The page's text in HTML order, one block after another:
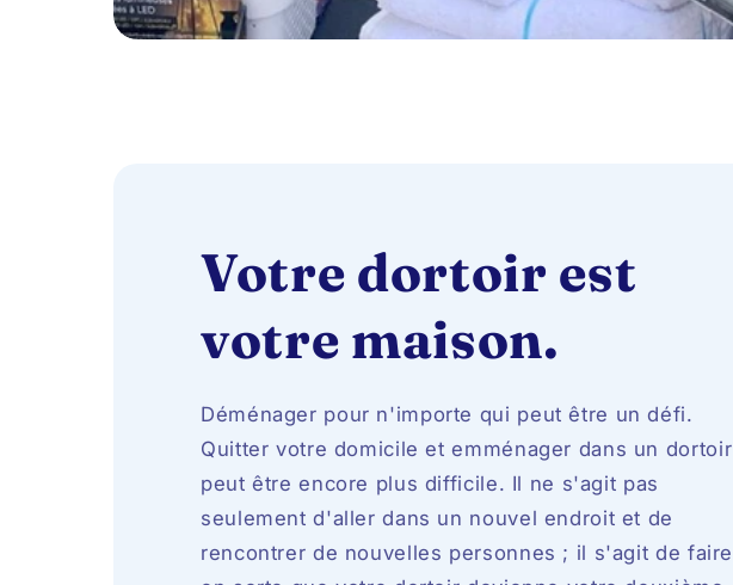
Votre dortoir est
votre maison.
Déménager pour n'importe qui peut être un défi.
Quitter votre domicile et emménager dans un dortoir
peut être encore plus difficile. Il ne s'agit pas
seulement d'aller dans un nouvel endroit et de
rencontrer de nouvelles personnes ; il s'agit de faire